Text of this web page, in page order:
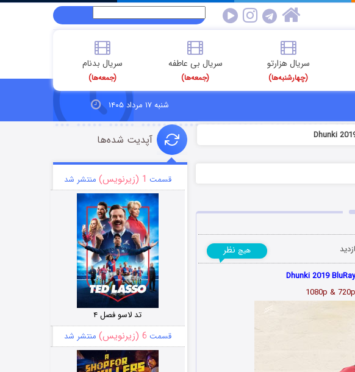
سریال هزارتو
(چهارشنبه‌ها)
سریال بی عاطفه
(جمعه‌ها)
سریال بدنام
(جمعه‌ها)
شنبه ۱۷ مرداد ۱۴۰۵
هیچ نظر
آپدیت شده‌ها
قسمت 1 (زیرنویس) منتشر شد
تد لاسو فصل ۴
قسمت 6 (زیرنویس) منتشر شد